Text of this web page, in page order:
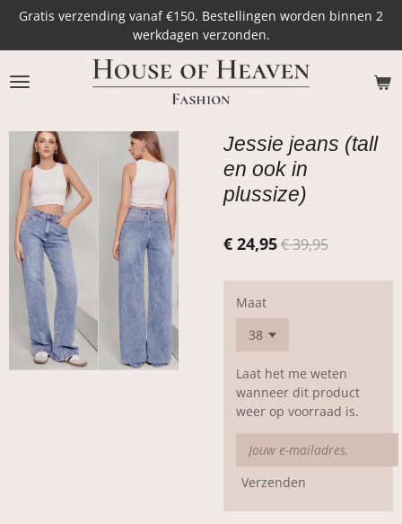
Ga
naar
de
hoofdinhoud
Gratis verzending vanaf €150. Bestellingen worden binnen 2
werkdagen verzonden.
Jessie jeans (tall
en ook in
plussize)
€ 24,95€ 39,95
Maat
Laat het me weten
wanneer dit product
weer op voorraad is.
Verzenden